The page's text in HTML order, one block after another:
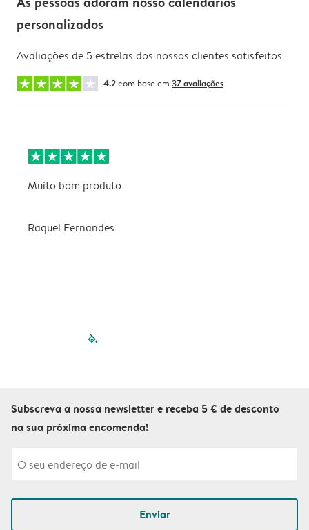
personalizados
Avaliações de 5 estrelas dos nossos clientes satisfeitos
4.2com base em 37 avaliações
Muito bom produto
Raquel Fernandes
filled-pagination
Subscreva a nossa newsletter e receba 5 € de desconto
na sua próxima encomenda!
Enviar